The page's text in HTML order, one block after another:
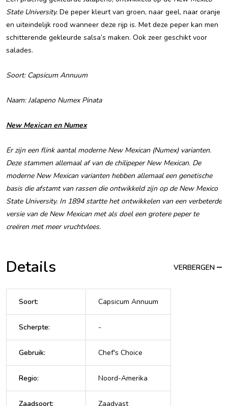
State University. De peper kleurt van groen, naar geel, naar oranje
en uiteindelijk rood wanneer deze rijp is. Met deze peper kan men
schitterende gekleurde salsa’s maken. Ook zeer geschikt voor
salades.
Soort: Capsicum Annuum
Naam: Jalapeno Numex Pinata
New Mexican en Numex
Er zijn een flink aantal moderne New Mexican (Numex) varianten.
Deze stammen allemaal af van de chilipeper New Mexican. De
moderne New Mexican varianten hebben allemaal een genetische
basis die afstamt van rassen die ontwikkeld zijn op de New Mexico
State University. In 1894 startte het ontwikkelen van een verbeterde
versie van de New Mexican met als doel een grotere peper te
creëren met meer vruchtvlees.
Details VERBERGEN
Soort: Capsicum Annuum
Scherpte: -
Gebruik: Chef's Choice
Regio: Noord-Amerika
Zaadsoort: Zaadvast